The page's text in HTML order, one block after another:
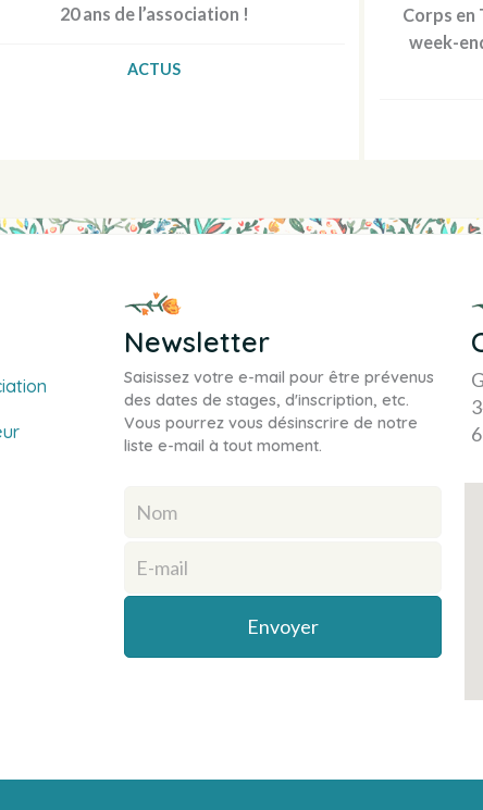
20 ans de l’association !
ACTUS
Corps en
week-
Newsletter
Saisissez votre e-mail pour être prévenus
des dates de stages, d'inscription, etc.
Vous pourrez vous désinscrire de notre
liste e-mail à tout moment.
Envoyer